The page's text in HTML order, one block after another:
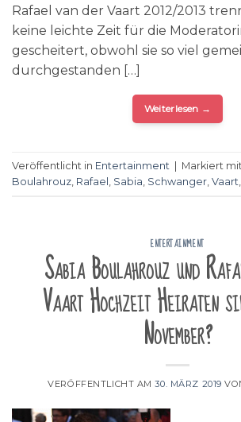
Rafael van der Vaart 2012/2013
keine leichte Zeit für die
gescheitert, obwohl sie so viel
durchgestanden […]
Weiterlesen →
Veröffentlicht in Entertainment | Markiert mit
Boulahrouz Rafael Sabia Schwanger Vaart
ENTERTAINMENT
Sabia Boulahrouz und
Vaart Hochzeit Heiraten
November?
VERÖFFENTLICHT AM30. MÄRZ 2019